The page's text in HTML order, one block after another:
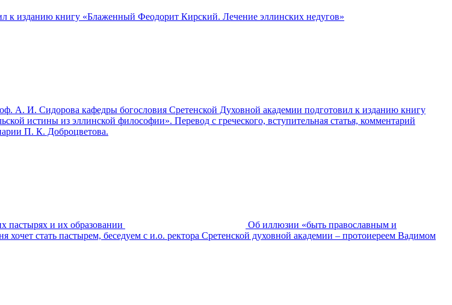
изданию книгу «Блаженный Феодорит Кирский. Лечение эллинских недугов»
А. И. Сидорова кафедры богословия Сретенской Духовной академии подготовил к изданию книгу
истины из эллинской философии». Перевод с греческого, вступительная статья, комментарий
П. К. Доброцветова.
пастырях и их образовании
Об иллюзии «быть православным и
стать пастырем, беседуем с и.о. ректора Сретенской духовной академии – протоиереем Вадимом